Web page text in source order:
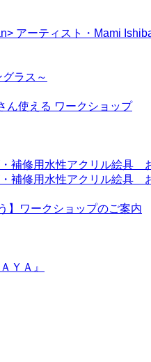
アーティスト・Mami
ラス～
ん使える ワークショップ
補修用水性アクリル絵具
補修用水性アクリル絵具
】ワークショップのご案内
ＹＡ』